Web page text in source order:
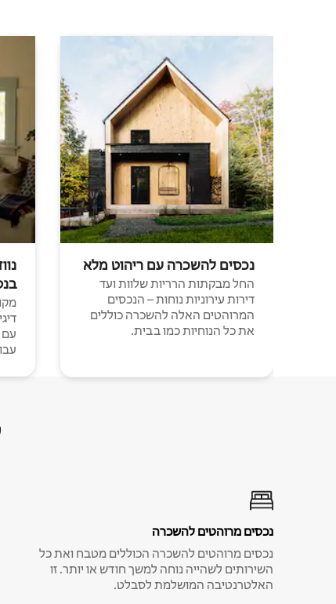
נכסים להשכרה עם ריהוט מלא
החל מבקתות הרריות שלוות ועד
דירות עירוניות נוחות – הנכסים
המרוהטים האלה להשכרה כוללים
את כל הנוחיות כמו בבית.
נכסים מרוהטים להשכרה
נכסים מרוהטים להשכרה הכוללים מטבח ואת כל
השירותים לשהייה נוחה למשך חודש או יותר. זו
האלטרנטיבה המושלמת לסבלט.